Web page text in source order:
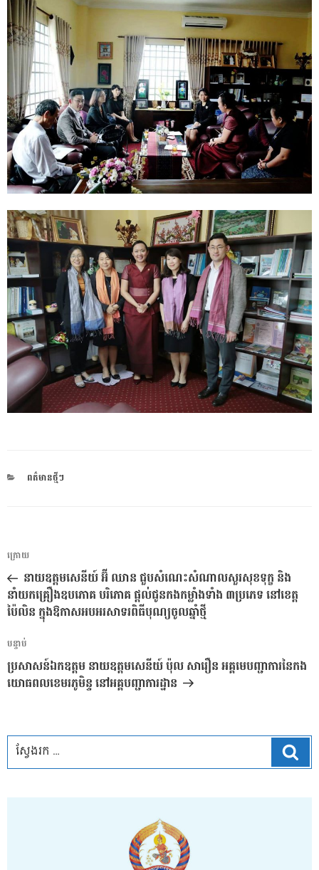
CATEGORIES
ពត៌មានថ្មីៗ
ការ​
នាំទិស​
ប្រកាស
អត្ថបទ
មុន
ក្រោយ
នាយឧត្តមសេនីយ៍ អ៊ី ឈាន ជួបសំណេះសំណាលសួរសុខទុក្ខ និង
នាំយកគ្រឿងឧបភោគ បរិភោគ ផ្តល់ជូនកងកម្លាំងទាំង ៣ប្រភេទ នៅខេត្ត
ប៉ៃលិន ក្នុងឱកាសអបអរសាទរពិធីបុណ្យចូលឆ្នាំថ្មី
អត្ថបទ
បន្ទាប់
បន្ទាប់
ប្រសាសន៍ឯកឧត្តម នាយឧត្តមសេនីយ៍ ប៉ុល សារឿន អគ្គមេបញ្ជាការនៃកង
យោធពលខេមរភូមិន្ទ នៅអគ្គបញ្ជាការដ្ឋាន